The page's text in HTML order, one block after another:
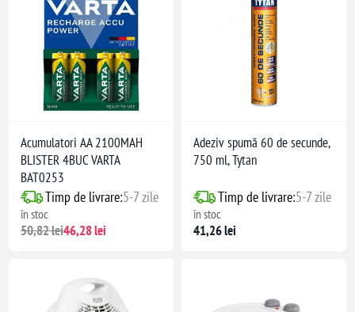
Acumulatori AA 2100MAH
BLISTER 4BUC VARTA
BAT0253
Timp de livrare:5-7 zile
în stoc
50,82 lei46,28 lei
Adeziv spumă 60 de secunde,
750 ml, Tytan
Timp de livrare:5-7 zile
în stoc
41,26 lei